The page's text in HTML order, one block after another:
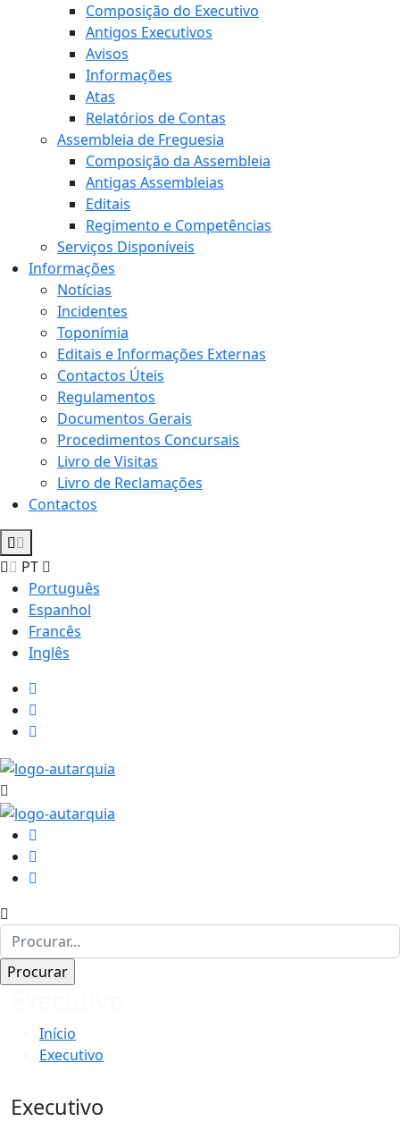
Composição do Executivo
Antigos Executivos
Avisos
Informações
Atas
Relatórios de Contas
Assembleia de Freguesia
Composição da Assembleia
Antigas Assembleias
Editais
Regimento e Competências
Serviços Disponíveis
Informações
Notícias
Incidentes
Toponímia
Editais e Informações Externas
Contactos Úteis
Regulamentos
Documentos Gerais
Procedimentos Concursais
Livro de Visitas
Livro de Reclamações
Contactos
PT
Português
Espanhol
Francês
Inglês
Início
Executivo
Executivo